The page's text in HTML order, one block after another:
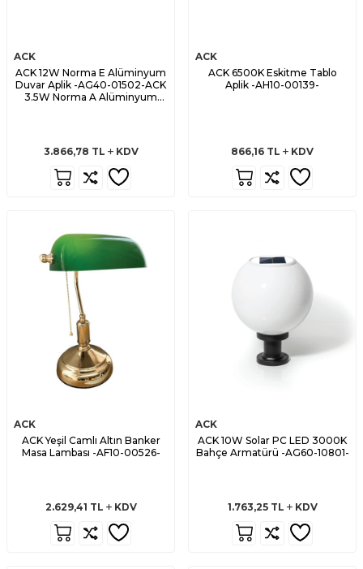
ACK
ACK 12W Norma E Alüminyum
Duvar Aplik -AG40-01502-ACK
3.5W Norma A Alüminyum
3.866,78 TL KDV
ACK
ACK 6500K Eskitme Tablo
Aplik -AH10-00139-
866,16 TL KDV
ACK
ACK Yeşil Camlı Altın Banker
Masa Lambası -AF10-00526-
2.629,41 TL KDV
ACK
ACK 10W Solar PC LED 3000K
Bahçe Armatürü -AG60-10801-
1.763,25TL KDV